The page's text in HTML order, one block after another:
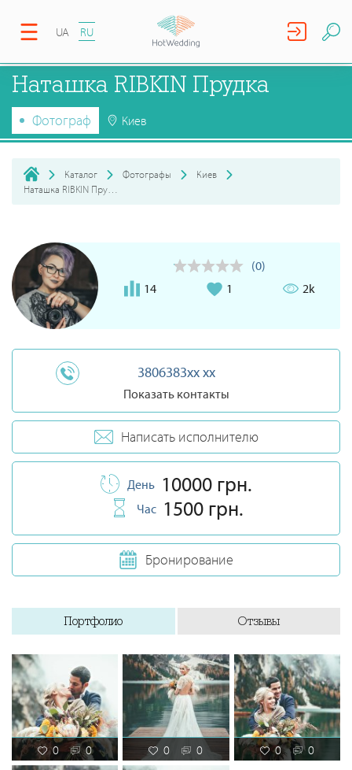
UA RU
Наташка RIBKIN Прудка
Фотограф Киев
Каталог Фотографы
Киев
(0)
14
1 2k
3806383xx xx
Показать контакты
Написать исполнителю
День 10000 грн.
Час 1500 грн.
Бронирование
Портфолио Отзывы
0 0 0 0 0 0